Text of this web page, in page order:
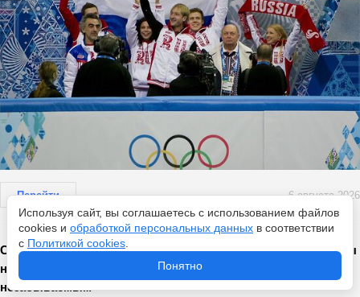
Перейти 6 августа 2026
Самая необычная окрошка: этот ингредиент вы никогда бы
не догадались добавить, но именно он делает блюдо
незабываемым
Используя сайт, вы соглашаетесь с использованием файлов
cookies и обработкой персональных данных в соответствии
с Политикой cookies
Понятно